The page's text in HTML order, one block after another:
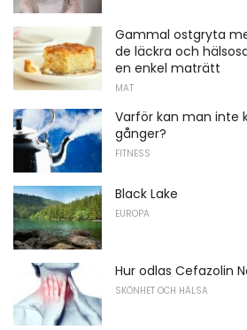
Gammal ostgryta
de läckra och
en enkel maträtt
MAT
Varför kan man inte
gånger?
FITNESS
Black Lake
EUROPA
Hur odlas Cefazolin
SKÖNHET OCH HÄLSA